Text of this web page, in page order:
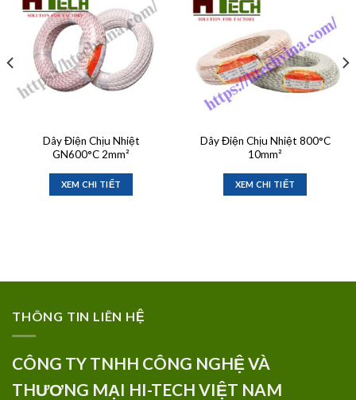
Add to
wishlist
Dây Điện Chịu Nhiệt
GN600°C 2mm²
XEM CHI TIẾT
wishlist
Dây Điện Chịu Nhiệt 800°C
10mm²
XEM CHI TIẾT
THÔNG TIN LIÊN HỆ
CÔNG TY TNHH CÔNG NGHỆ VÀ
THƯƠNG MẠI HI-TECH VIỆT NAM